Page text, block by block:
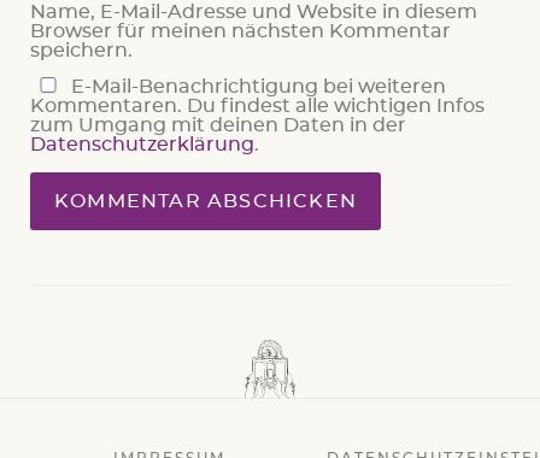
Name, E-Mail-Adresse und Website in diesem
Browser für meinen nächsten Kommentar
speichern.
E-Mail-Benachrichtigung bei weiteren
Kommentaren. Du findest alle wichtigen Infos
zum Umgang mit deinen Daten in der
Datenschutzerklärung.